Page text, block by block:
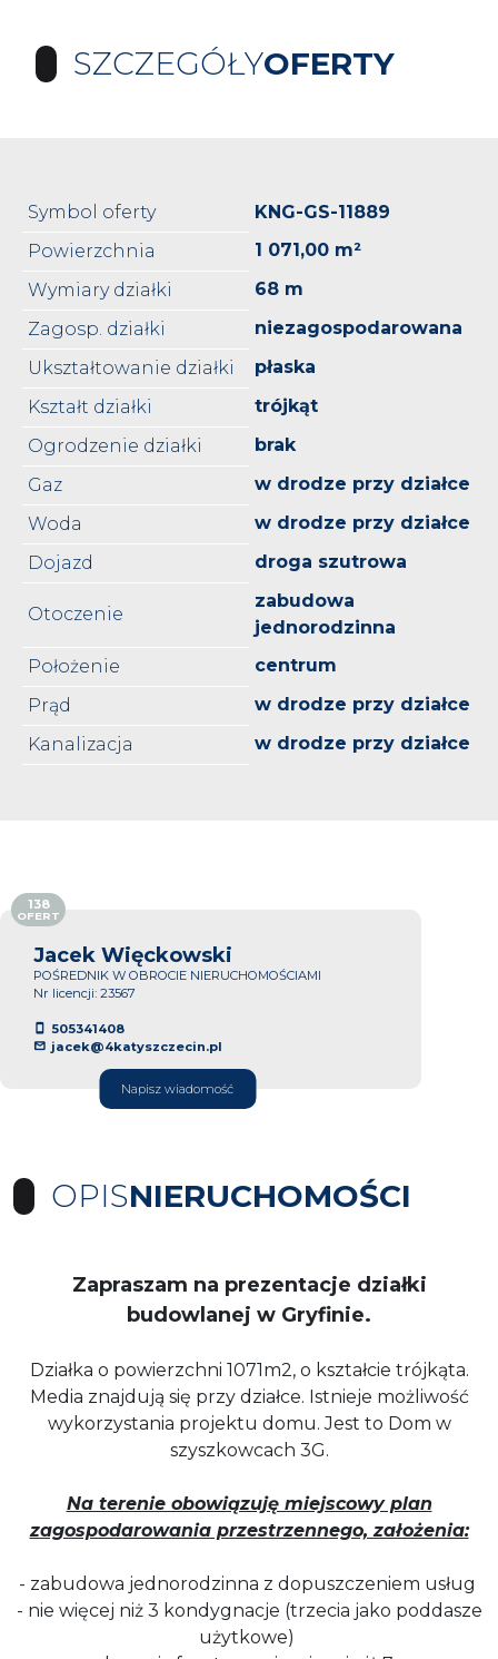
SZCZEGÓŁYOFERTY
Symbol oferty
KNG-GS-11889
Powierzchnia
1 071,00 m²
Wymiary działki
68 m
Zagosp. działki
niezagospodarowana
Ukształtowanie działki
płaska
Kształt działki
trójkąt
Ogrodzenie działki
brak
Gaz
w drodze przy działce
Woda
w drodze przy działce
Dojazd
droga szutrowa
Otoczenie
zabudowa
jednorodzinna
Położenie
centrum
Prąd
w drodze przy działce
Kanalizacja
w drodze przy działce
Jacek Więckowski
POŚREDNIK W OBROCIE NIERUCHOMOŚCIAMI
Nr licencji: 23567
505341408
jacek@4katyszczecin.pl
Napisz wiadomość
138
OFERT
OPISNIERUCHOMOŚCI
Zapraszam na prezentacje działki
budowlanej w Gryfinie.
Działka o powierzchni 1071m2, o kształcie trójkąta.
Media znajdują się przy działce. Istnieje możliwość
wykorzystania projektu domu. Jest to Dom w
szyszkowcach 3G.
Na terenie obowiązuję miejscowy plan
zagospodarowania przestrzennego, założenia:
- zabudowa jednorodzinna z dopuszczeniem usług
- nie więcej niż 3 kondygnacje (trzecia jako poddasze
użytkowe)